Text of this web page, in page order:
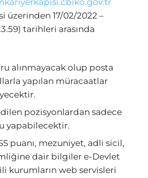
üzerinden 17/02/2022 –
tarihleri arasında
alınmayacak olup posta
yapılan müracaatlar
pozisyonlardan sadece
yapabilecektir.
puanı, mezuniyet, adli sicil,
dair bilgiler e-Devlet
kurumların web servisleri